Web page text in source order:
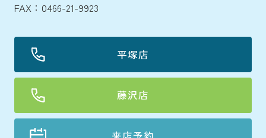
FAX：0466-21-9923
平塚店
藤沢店